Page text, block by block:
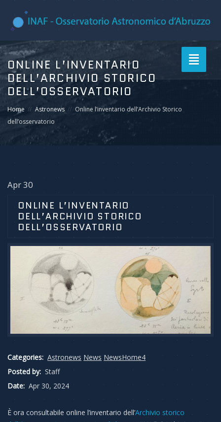
Toggle
ONLINE L’INVENTARIO
DELL’ARCHIVIO STORICO
DELL’OSSERVATORIO
Home Astronews
Online l’inventario dell’Archivio Storico
dell’osservatorio
Apr 30
ONLINE L’INVENTARIO
DELL’ARCHIVIO STORICO
DELL’OSSERVATORIO
Categories: Astronews News NewsHome4
Posted by: Staff
Date: Apr 30, 2024
È ora consultabile online l’inventario dell’Archivio storico